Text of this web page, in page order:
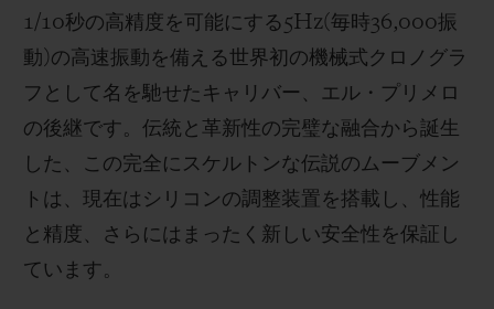
1/10秒の高精度を可能にする 5Hz(毎時36,000振
動 )の高速振動を備える世界初の機械式クロノグラ
フとして名を馳せたキャリバー、エル・プリメロ
の後継です。伝統と革新性の完璧な融合から誕生
した、この完全にスケルトンな伝説のムーブメン
トは、現在はシリコンの調整装置を搭載し、性能
と精度、さらにはまったく新しい安全性を保証し
ています。